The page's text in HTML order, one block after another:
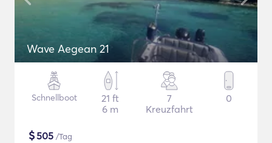
Wave Aegean 21
Schnellboot
21 ft
6 m
7
Kreuzfahrt
0
$505 /Tag